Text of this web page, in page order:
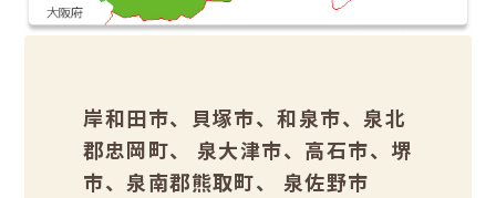
岸和田市、貝塚市、和泉市、泉北
郡忠岡町、 泉大津市、高石市、堺
市、泉南郡熊取町、 泉佐野市